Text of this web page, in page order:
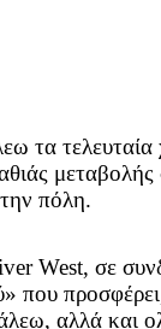
τα
πόλη.
West, σε
που
αλλά και